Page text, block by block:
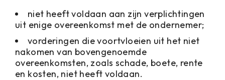
niet heeft voldaan aan zijn verplichtingen
uit enige overeenkomst met de ondernemer;
vorderingen die voortvloeien uit het niet
nakomen van bovengenoemde
overeenkomsten, zoals schade, boete, rente
en kosten, niet heeft voldaan.